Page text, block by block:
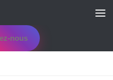
nous